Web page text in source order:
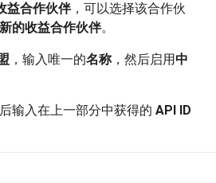
益合作伙伴，可以选择该合作伙
的收益合作伙伴。
，输入唯一的名称，然后启用中
后输入在上一部分中获得的 API ID